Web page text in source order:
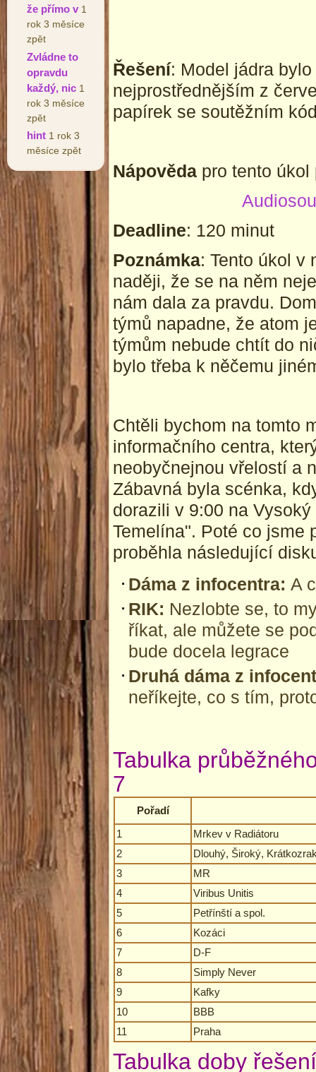
že přímo v 1
rok 3 měsíce
zpět
Zvládne to
opravdu
každý, nic 1
rok 3 měsíce
zpět
hint 1 rok 3
měsíce zpět
Řešení: Model jádra
nejprostřednějším z
papírek se soutěžním
Nápověda pro tento
Deadline: 120 minut
Poznámka: Tento úkol v
naději, že se na něm
nám dala za pravdu.
týmů napadne, že atom
týmům nebude chtít do
bylo třeba k něčemu
Chtěli bychom na tomto
informačního centra,
neobyčnejnou vřelostí a
Zábavná byla scénka,
dorazili v 9:00 na
Temelína". Poté co jsme
proběhla následující
Dáma z infocentra: A
RIK: Nezlobte se, to
říkat, ale můžete se
bude docela legrace
Druhá dáma z
neříkejte, co s tím,
Tabulka
7
Pořadí
1
Mrkev v Radiátoru
2
Dlouhý, Široký,
3
MR
4
Viribus Unitis
5
Petřínští a spol.
6
Kozáci
7
D-F
8
Simply Never
9
Kafky
10
BBB
11
Praha
Tabulka doby